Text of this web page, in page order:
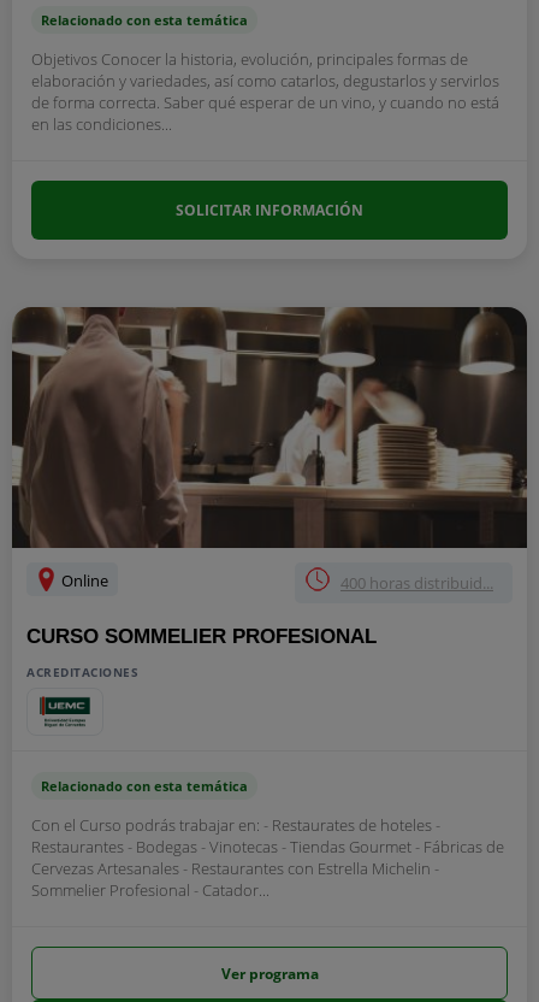
Relacionado con esta temática
Objetivos Conocer la historia, evolución, principales formas de
elaboración y variedades, así como catarlos, degustarlos y servirlos
de forma correcta. Saber qué esperar de un vino, y cuando no está
en las condiciones...
SOLICITAR INFORMACIÓN
Online 400 horas distribuid...
CURSO SOMMELIER PROFESIONAL
ACREDITACIONES
Relacionado con esta temática
Con el Curso podrás trabajar en: - Restaurates de hoteles -
Restaurantes - Bodegas - Vinotecas - Tiendas Gourmet - Fábricas de
Cervezas Artesanales - Restaurantes con Estrella Michelin -
Sommelier Profesional - Catador...
Ver programa